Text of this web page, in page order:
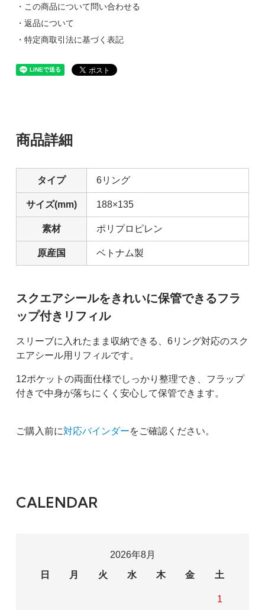
・この商品について問い合わせる
・返品について
・特定商取引法に基づく表記
商品詳細
タイプ 6リング
サイズ(mm) 188×135
素材 ポリプロピレン
原産国 ベトナム製
スクエアシールをきれいに保管できるフラ
ップ付きリフィル
スリーブに入れたまま収納できる、6リング対応のスク
エアシール用リフィルです。
12ポケットの両面仕様でしっかり整理でき、フラップ
付きで中身が落ちにくく安心して保管できます。
ご購入前に対応バインダーをご確認ください。
CALENDAR
2026年8月
日
月 火 水 木 金 土
1